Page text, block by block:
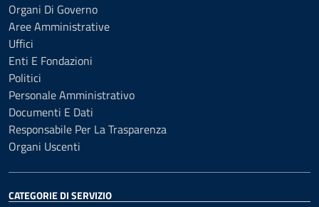
Organi Di Governo
Aree Amministrative
Uffici
Enti E Fondazioni
Politici
Personale Amministrativo
Documenti E Dati
Responsabile Per La Trasparenza
Organi Uscenti
CATEGORIE DI SERVIZIO